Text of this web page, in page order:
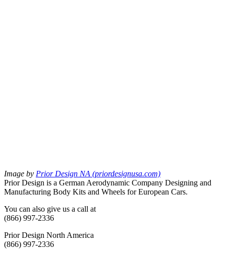
Image by Prior Design NA (priordesignusa.com)
Prior Design is a German Aerodynamic Company Designing and
Manufacturing Body Kits and Wheels for European Cars.
You can also give us a call at
(866) 997-2336
Prior Design North America
(866) 997-2336